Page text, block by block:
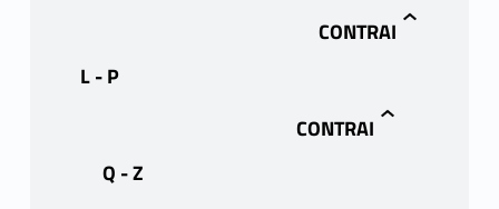
L - P
Q - Z